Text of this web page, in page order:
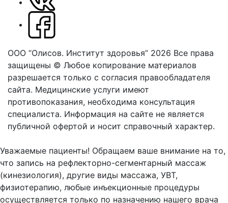
ООО “Олисов. Институт здоровья” 2026 Все права
защищены © Любое копирование материалов
разрешается только с согласия правообладателя
сайта. Медицинские услуги имеют
противопоказания, необходима консультация
специалиста. Информация на сайте не является
публичной офертой и носит справочный характер.
Уважаемые пациенты! Обращаем ваше внимание на то,
что запись на рефлекторно-сегментарный массаж
(кинезиология), другие виды массажа, УВТ,
физиотерапию, любые инъекционные процедуры
осуществляется только по назначению нашего врача